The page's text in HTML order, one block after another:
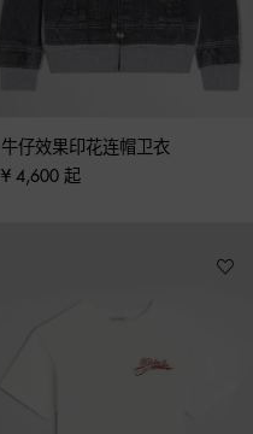
牛仔效果印花连帽卫衣
¥ 4,600 起